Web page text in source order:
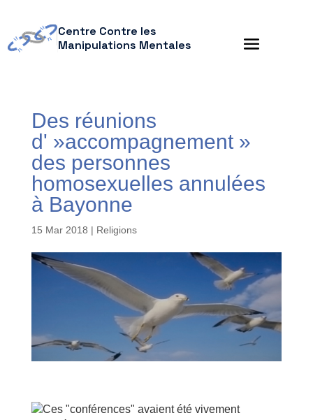
Centre Contre les
Manipulations Mentales
Des réunions
d' »accompagnement »
des personnes
homosexuelles annulées
à Bayonne
15 Mar 2018 | Religions